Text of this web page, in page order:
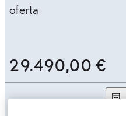
oferta
29.490,00 €